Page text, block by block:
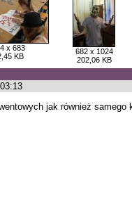
x 683
KB
682 x 1024
202,06 KB
jak również samego